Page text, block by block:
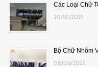
Các Loại Chữ
20/10/2021
Bộ Chữ Nhôm
08/06/2022